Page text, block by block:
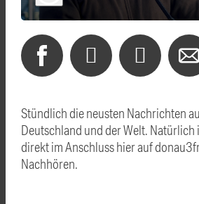
Stündlich die neusten Nachrichten
Deutschland und der Welt. Natürlich
direkt im Anschluss hier auf
Nachhören.